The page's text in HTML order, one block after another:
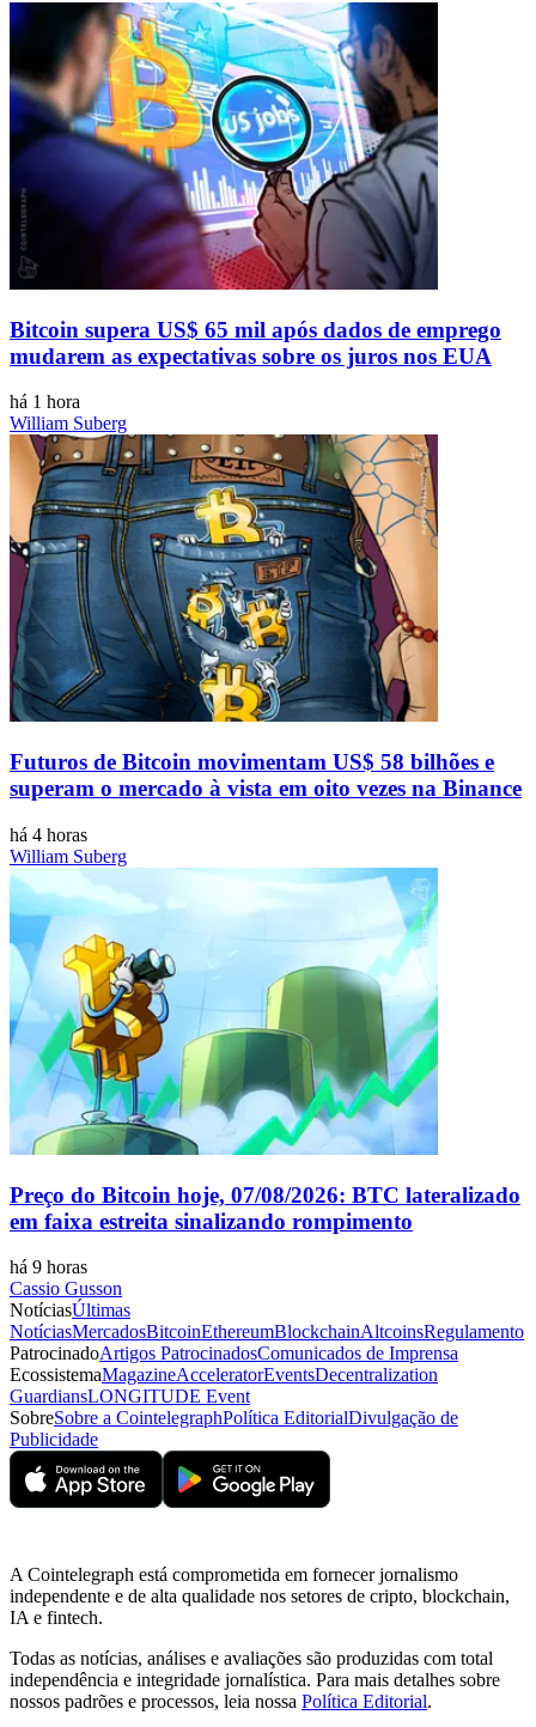
Bitcoin supera US$ 65 mil após dados de emprego
mudarem as expectativas sobre os juros nos EUA
há 1 hora
William Suberg
Futuros de Bitcoin movimentam US$ 58 bilhões e
superam o mercado à vista em oito vezes na Binance
há 4 horas
William Suberg
Preço do Bitcoin hoje, 07/08/2026: BTC lateralizado
em faixa estreita sinalizando rompimento
há 9 horas
Cassio Gusson
NotíciasÚltimas
NotíciasMercadosBitcoinEthereumBlockchainAltcoinsRegulamento
PatrocinadoArtigos PatrocinadosComunicados de Imprensa
EcossistemaMagazineAcceleratorEventsDecentralization
GuardiansLONGITUDE Event
SobreSobre a CointelegraphPolítica EditorialDivulgação de
Publicidade
A Cointelegraph está comprometida em fornecer jornalismo
independente e de alta qualidade nos setores de cripto, blockchain,
IA e fintech.
Todas as notícias, análises e avaliações são produzidas com total
independência e integridade jornalística. Para mais detalhes sobre
nossos padrões e processos, leia nossa Política Editorial.